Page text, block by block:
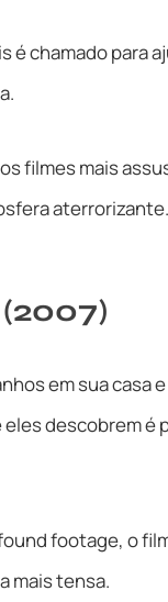
é chamado para
filmes mais
aterrorizante.
em sua casa
descobrem é
footage, o
mais tensa.